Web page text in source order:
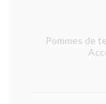
Pommes de